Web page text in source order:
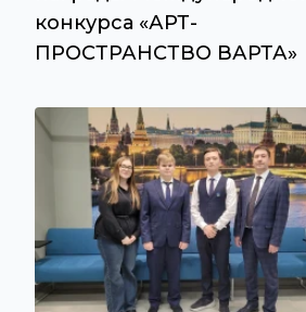
конкурса «АРТ-
ПРОСТРАНСТВО ВАРТА»